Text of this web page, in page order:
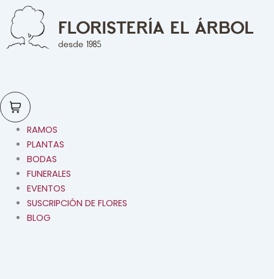
Contenido
RAMOS
PLANTAS
BODAS
FUNERALES
EVENTOS
SUSCRIPCIÓN DE FLORES
BLOG